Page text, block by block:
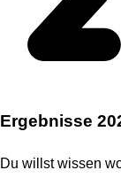
Ergebnisse
Du willst wissen